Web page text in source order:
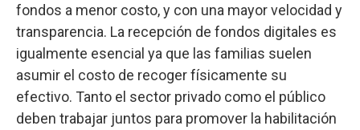
fondos a menor costo, y con una mayor velocidad y
transparencia. La recepción de fondos digitales es
igualmente esencial ya que las familias suelen
asumir el costo de recoger físicamente su
efectivo. Tanto el sector privado como el público
deben trabajar juntos para promover la habilitación